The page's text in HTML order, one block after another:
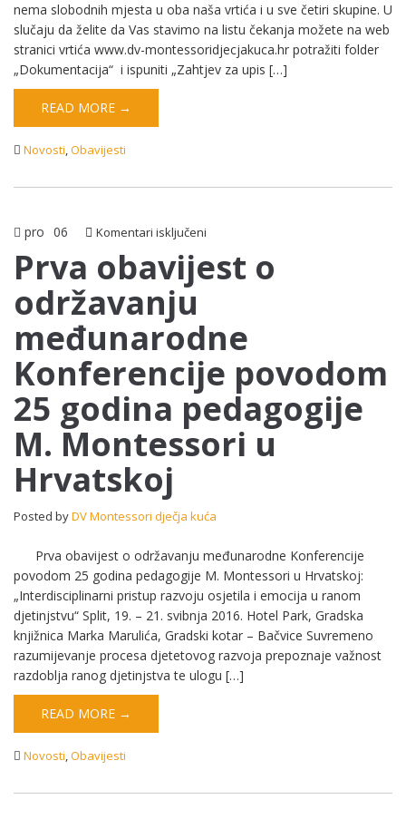
nema slobodnih mjesta u oba naša vrtića i u sve četiri skupine. U
slučaju da želite da Vas stavimo na listu čekanja možete na web
stranici vrtića www.dv-montessoridjecjakuca.hr potražiti folder
„Dokumentacija“ i ispuniti „Zahtjev za upis […]
READ MORE →
Novosti,Obavijesti
pro 06 Komentari isključeni
obavijest
Konferencije
povodom
25
godina
pedagogije
M.
Montessori
Prva obavijest o
održavanju
međunarodne
Konferencije povodom
25 godina pedagogije
M. Montessori u
Hrvatskoj
Posted byDV Montessori dječja kuća
Prva obavijest o održavanju međunarodne Konferencije
povodom 25 godina pedagogije M. Montessori u Hrvatskoj:
„Interdisciplinarni pristup razvoju osjetila i emocija u ranom
djetinjstvu“ Split, 19. – 21. svibnja 2016. Hotel Park, Gradska
knjižnica Marka Marulića, Gradski kotar – Bačvice Suvremeno
razumijevanje procesa djetetovog razvoja prepoznaje važnost
razdoblja ranog djetinjstva te ulogu […]
READ MORE →
Novosti,Obavijesti